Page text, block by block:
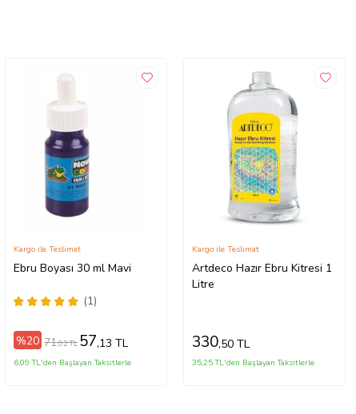
Ebru Boyası 30 ml Mavi
(1)
Kargo ile Teslimat
%20 71,02 TL 57,13 TL
6,09 TL'den Başlayan Taksitlerle
Artdeco Hazır Ebru Kitresi 1
Litre
Kargo ile Teslimat
330,50 TL
35,25 TL'den Başlayan Taksitlerle